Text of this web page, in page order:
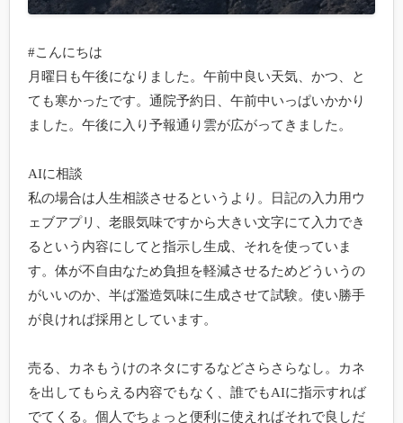
#こんにちは
月曜日も午後になりました。午前中良い天気、かつ、と
ても寒かったです。通院予約日、午前中いっぱいかかり
ました。午後に入り予報通り雲が広がってきました。
AIに相談
私の場合は人生相談させるというより。日記の入力用ウ
ェブアプリ、老眼気味ですから大きい文字にて入力でき
るという内容にしてと指示し生成、それを使っていま
す。体が不自由なため負担を軽減させるためどういうの
がいいのか、半ば濫造気味に生成させて試験。使い勝手
が良ければ採用としています。
売る、カネもうけのネタにするなどさらさらなし。カネ
を出してもらえる内容でもなく、誰でもAIに指示すれば
でてくる。個人でちょっと便利に使えればそれで良しだ